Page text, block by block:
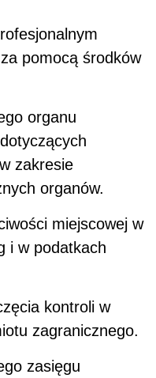
za pomocą środków
organu
zakresie
organów.
miejscowej w
i w podatkach
kontroli w
zagranicznego.
zasięgu